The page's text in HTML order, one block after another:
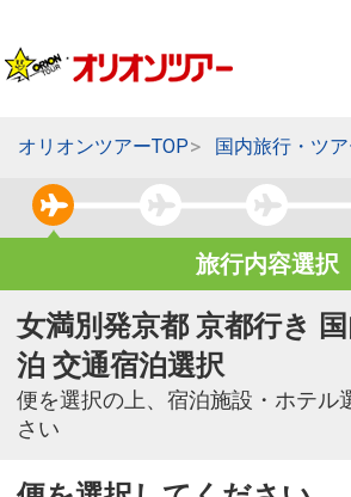
オリオンツアーTOP 国内旅行・ツ
旅行内容選択
女満別発京都 京都行き
泊 交通宿泊選択
便を選択の上、宿泊施設・ホテル
さい